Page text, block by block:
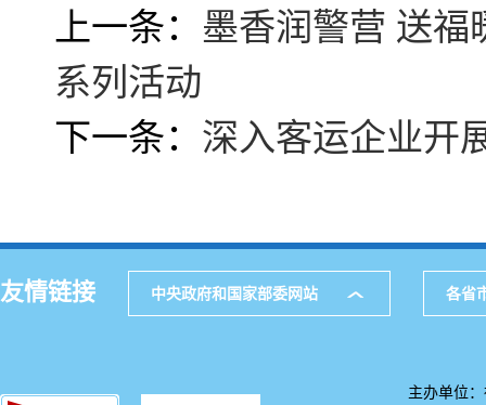
上一条： 墨香润警营 送
系列活动
下一条： 深入客运企业开
友情链接 中央政府和国家部委网站 各省
主办单位